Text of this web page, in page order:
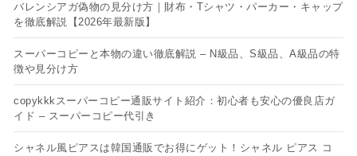
バレンシアガ偽物の見分け方｜財布・Tシャツ・パーカー・キャップ
を徹底解説【2026年最新版】
スーパーコピーと本物の違い徹底解説 – N級品、S級品、A級品の特
徴や見分け方
copykkkスーパーコピー通販サイト紹介：初心者も安心の優良店ガ
イド – スーパーコピー代引き
シャネル風ピアスは韓国通販でお得にゲット！シャネル ピアス コ